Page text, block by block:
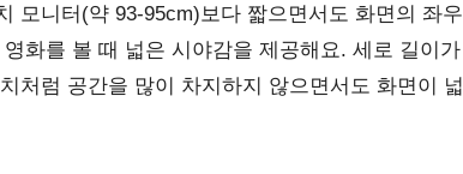
모니터(약 93-95cm)보다 짧으면서도 화면의 좌
화를 볼 때 넓은 시야감을 제공해요. 세로 길이가
처럼 공간을 많이 차지하지 않으면서도 화면이